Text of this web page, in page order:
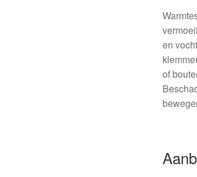
en
of